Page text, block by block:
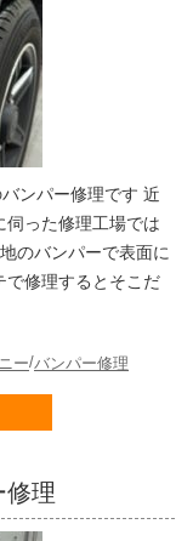
ンパー修理です 近
伺った修理工場では
のバンパーで表面に
で修理するとそこだ
ー/バンパー修理
理